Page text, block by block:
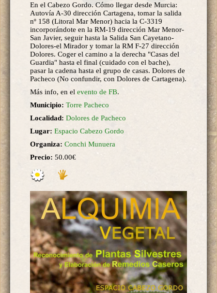
En el Cabezo Gordo. Cómo llegar desde Murcia:
Autovía A-30 dirección Cartagena, tomar la salida
nº 158 (Litoral Mar Menor) hacia la C-3319
incorporándote en la RM-19 dirección Mar Menor-
San Javier, seguir hasta la Salida San Cayetano-
Dolores-el Mirador y tomar la RM F-27 dirección
Dolores. Coger el camino a la derecha "Casas del
Guardia" hasta el final (cuidado con el bache),
pasar la cadena hasta el grupo de casas. Dolores de
Pacheco (No confundir, con Dolores de Cartagena).
Más info, en el evento de FB.
Municipio: Torre Pacheco
Localidad: Dolores de Pacheco
Lugar: Espacio Cabezo Gordo
Organiza: Conchi Munuera
Precio: 50.00€